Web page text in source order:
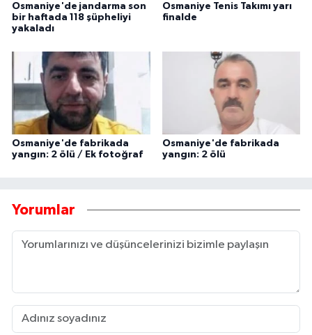
Osmaniye'de jandarma son
bir haftada 118 şüpheliyi
yakaladı
Osmaniye Tenis Takımı yarı
finalde
Osmaniye'de fabrikada
yangın: 2 ölü / Ek fotoğraf
Osmaniye'de fabrikada
yangın: 2 ölü
Yorumlar